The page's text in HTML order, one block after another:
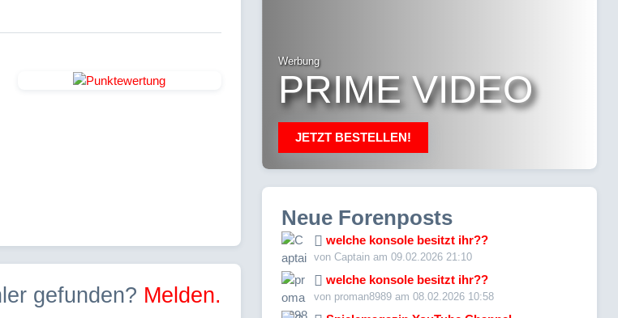
gefunden? Melden.
Werbung
PRIME VIDEO
JETZT BESTELLEN!
Neue Forenposts
welche konsole besitzt ihr??
von Captain am 09.02.2026 21:10
welche konsole besitzt ihr??
von proman8989 am 08.02.2026 10:58